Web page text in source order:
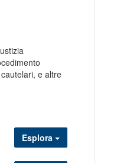
e altre
Esplora